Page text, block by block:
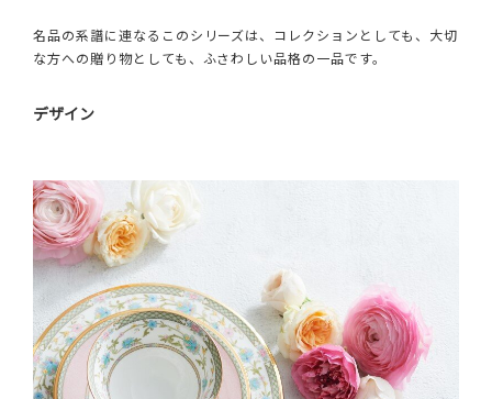
名品の系譜に連なるこのシリーズは、コレクションとしても、大切
な方への贈り物としても、ふさわしい品格の一品です。
デザイン